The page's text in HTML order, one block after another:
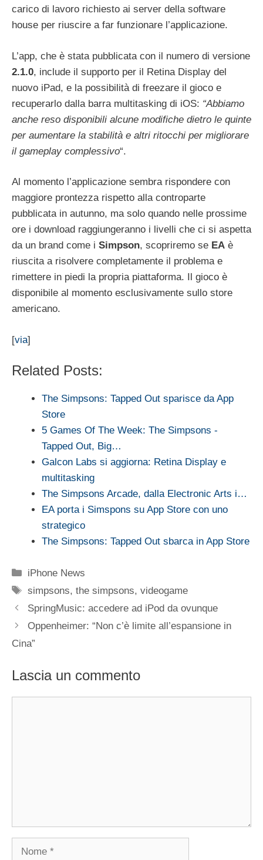
carico di lavoro richiesto ai server della software
house per riuscire a far funzionare l’applicazione.
L’app, che è stata pubblicata con il numero di versione
2.1.0, include il supporto per il Retina Display del
nuovo iPad, e la possibilità di freezare il gioco e
recuperarlo dalla barra multitasking di iOS: “Abbiamo
anche reso disponibili alcune modifiche dietro le quinte
per aumentare la stabilità e altri ritocchi per migliorare
il gameplay complessivo“.
Al momento l’applicazione sembra rispondere con
maggiore prontezza rispetto alla controparte
pubblicata in autunno, ma solo quando nelle prossime
ore i download raggiungeranno i livelli che ci si aspetta
da un brand come i Simpson, scopriremo se EA è
riuscita a risolvere completamente il problema e
rimettere in piedi la propria piattaforma. Il gioco è
disponibile al momento esclusivamente sullo store
americano.
[via]
Related Posts:
The Simpsons: Tapped Out sparisce da App
Store
5 Games Of The Week: The Simpsons -
Tapped Out, Big…
Galcon Labs si aggiorna: Retina Display e
multitasking
The Simpsons Arcade, dalla Electronic Arts i…
EA porta i Simspons su App Store con uno
strategico
The Simpsons: Tapped Out sbarca in App Store
Categorie
iPhone News
Tag
simpsons,the simpsons,videogame
SpringMusic: accedere ad iPod da ovunque
Oppenheimer: “Non c’è limite all’espansione in
Cina”
Lascia un commento
Nome